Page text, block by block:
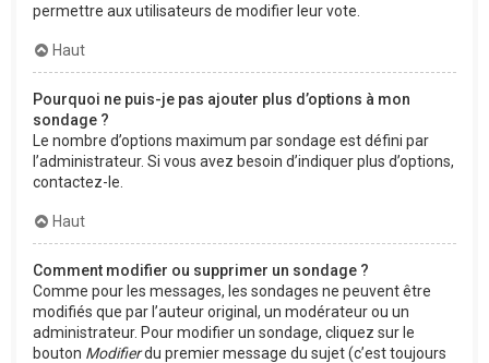
permettre aux utilisateurs de modifier leur vote.
Haut
Pourquoi ne puis-je pas ajouter plus d’options à mon
sondage ?
Le nombre d’options maximum par sondage est défini par
l’administrateur. Si vous avez besoin d’indiquer plus d’options,
contactez-le.
Haut
Comment modifier ou supprimer un sondage ?
Comme pour les messages, les sondages ne peuvent être
modifiés que par l’auteur original, un modérateur ou un
administrateur. Pour modifier un sondage, cliquez sur le
bouton Modifierdu premier message du sujet (c’est toujours